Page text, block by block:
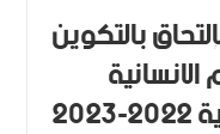
بالتكوين